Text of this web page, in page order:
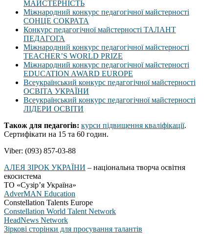
МАЙСТЕРНІСТЬ
Міжнародний конкурс педагогічної майстерності
СОНЦЕ СОКРАТА
Конкурс педагогічної майстерності ТАЛАНТ
ПЕДАГОГА
Міжнародний конкурс педагогічної майстерності
TEACHER’S WORLD PRIZE
Міжнародний конкурс педагогічної майстерності
EDUCATION AWARD EUROPE
Всеукраїнський конкурс педагогічної майстерності
ОСВІТА УКРАЇНИ
Всеукраїнський конкурс педагогічної майстерності
ЛІДЕРИ ОСВІТИ
Також для педагогів: курси підвищення кваліфікації.
Сертифікати на 15 та 60 годин.
Viber: (093) 857-03-88
АЛЕЯ ЗІРОК УКРАЇНИ – національна творча освітня
екосистема
ТО «Сузір’я Україна»
AdverMAN Education
Constellation Talents Europe
Constellation World Talent Network
HeadNews Network
Зіркові сторінки для просування талантів